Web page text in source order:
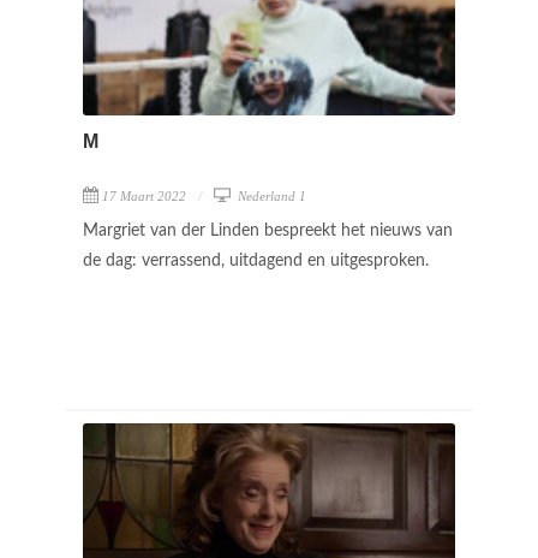
M
17 Maart 2022 Nederland 1
Margriet van der Linden bespreekt het nieuws van
de dag: verrassend, uitdagend en uitgesproken.